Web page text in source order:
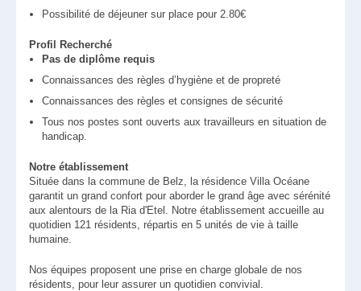
Possibilité de déjeuner sur place pour 2.80€
Profil Recherché
Pas de diplôme requis
Connaissances des règles d’hygiène et de propreté
Connaissances des règles et consignes de sécurité
Tous nos postes sont ouverts aux travailleurs en situation de
handicap.
Notre établissement
Située dans la commune de Belz, la résidence Villa Océane
garantit un grand confort pour aborder le grand âge avec sérénité
aux alentours de la Ria d'Etel. Notre établissement accueille au
quotidien 121 résidents, répartis en 5 unités de vie à taille
humaine.
Nos équipes proposent une prise en charge globale de nos
résidents, pour leur assurer un quotidien convivial.